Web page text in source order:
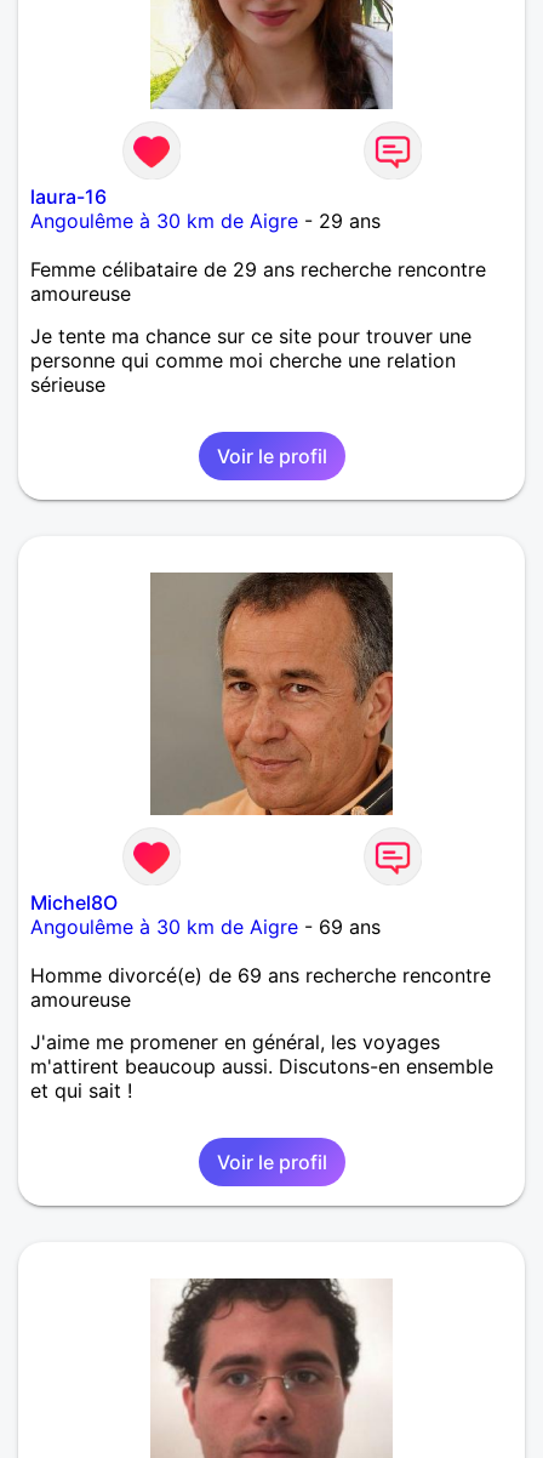
laura-16
Angoulême à 30 km de Aigre - 29 ans
Femme célibataire de 29 ans recherche rencontre
amoureuse
Je tente ma chance sur ce site pour trouver une
personne qui comme moi cherche une relation
sérieuse
Voir le profil
Michel8O
Angoulême à 30 km de Aigre - 69 ans
Homme divorcé(e) de 69 ans recherche rencontre
amoureuse
J'aime me promener en général, les voyages
m'attirent beaucoup aussi. Discutons-en ensemble
et qui sait !
Voir le profil